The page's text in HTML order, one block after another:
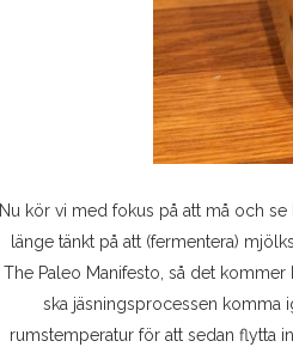
Nu kör vi med fokus på att må och
länge tänkt på att (fermentera)
The Paleo Manifesto, så det
ska jäsningsprocessen komma
rumstemperatur för att sedan flytta